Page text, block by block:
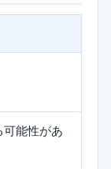
能性があ